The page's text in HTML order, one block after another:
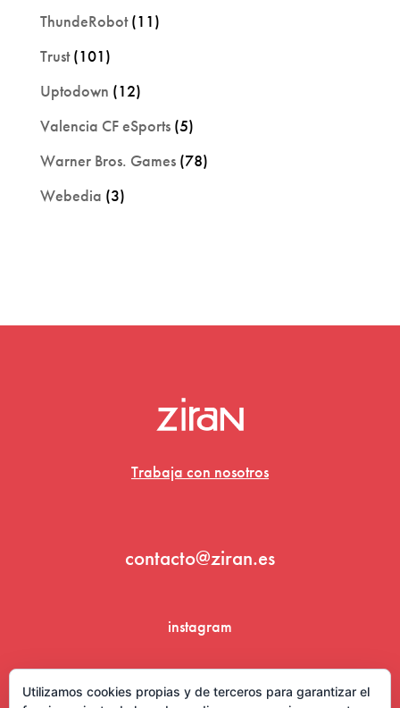
ThundeRobot(11)
Trust(101)
Uptodown (12)
Valencia CF eSports(5)
Warner Bros. Games(78)
Webedia (3)
Trabaja con nosotros
contacto@ziran.es
instagram
Utilizamos cookies propias y de terceros para garantizar el